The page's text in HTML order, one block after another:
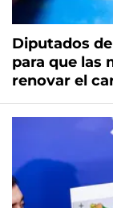
Diputados
para que las
renovar el